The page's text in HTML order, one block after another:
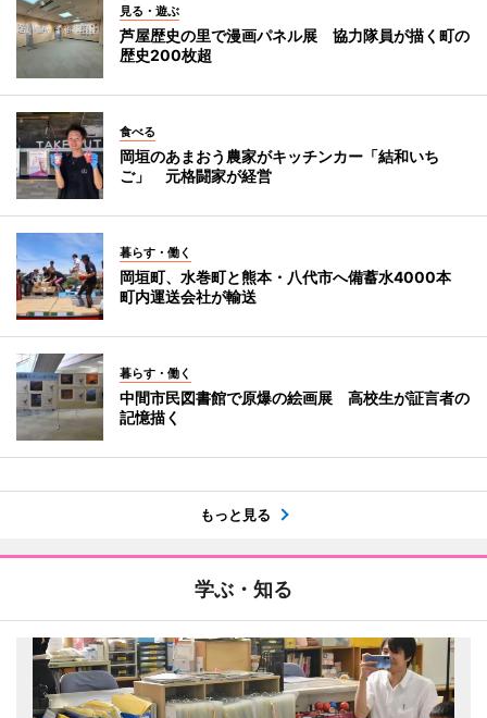
見る・遊ぶ
芦屋歴史の里で漫画パネル展 協力隊員が描く町の
歴史200枚超
食べる
岡垣のあまおう農家がキッチンカー「結和いち
ご」 元格闘家が経営
暮らす・働く
岡垣町、水巻町と熊本・八代市へ備蓄水4000本
町内運送会社が輸送
暮らす・働く
中間市民図書館で原爆の絵画展 高校生が証言者の
記憶描く
もっと見る
学ぶ・知る